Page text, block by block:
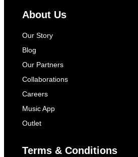
About Us
Our Story
Blog
Our Partners
Collaborations
Careers
Music App
Outlet
Terms & Conditions